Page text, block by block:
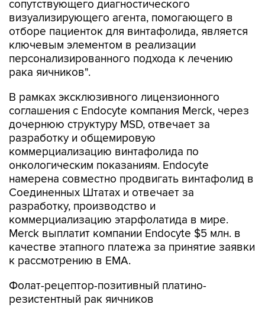
сопутствующего диагностического
визуализирующего агента, помогающего в
отборе пациенток для винтафолида, является
ключевым элементом в реализации
персонализированного подхода к лечению
рака яичников".
В рамках эксклюзивного лицензионного
соглашения с Endocyte компания Merck, через
дочернюю структуру MSD, отвечает за
разработку и общемировую
коммерциализацию винтафолида по
онкологическим показаниям. Endocyte
намерена совместно продвигать винтафолид в
Соединенных Штатах и отвечает за
разработку, производство и
коммерциализацию этарфолатида в мире.
Merck выплатит компании Endocyte $5 млн. в
качестве этапного платежа за принятие заявки
к рассмотрению в EMA.
Фолат-рецептор-позитивный платино-
резистентный рак яичников